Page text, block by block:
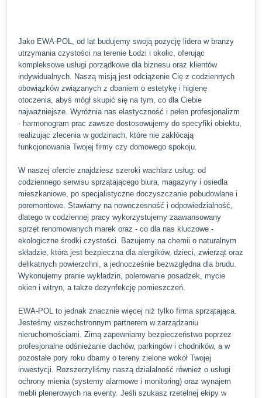
Jako EWA-POL, od lat budujemy swoją pozycję lidera w branży
utrzymania czystości na terenie Łodzi i okolic, oferując
kompleksowe usługi porządkowe dla biznesu oraz klientów
indywidualnych. Naszą misją jest odciążenie Cię z codziennych
obowiązków związanych z dbaniem o estetykę i higienę
otoczenia, abyś mógł skupić się na tym, co dla Ciebie
najważniejsze. Wyróżnia nas elastyczność i pełen profesjonalizm
- harmonogram prac zawsze dostosowujemy do specyfiki obiektu,
realizując zlecenia w godzinach, które nie zakłócają
funkcjonowania Twojej firmy czy domowego spokoju.
W naszej ofercie znajdziesz szeroki wachlarz usług: od
codziennego serwisu sprzątającego biura, magazyny i osiedla
mieszkaniowe, po specjalistyczne doczyszczanie pobudowlane i
poremontowe. Stawiamy na nowoczesność i odpowiedzialność,
dlatego w codziennej pracy wykorzystujemy zaawansowany
sprzęt renomowanych marek oraz - co dla nas kluczowe -
ekologiczne środki czystości. Bazujemy na chemii o naturalnym
składzie, która jest bezpieczna dla alergików, dzieci, zwierząt oraz
delikatnych powierzchni, a jednocześnie bezwzględna dla brudu.
Wykonujemy pranie wykładzin, polerowanie posadzek, mycie
okien i witryn, a także dezynfekcję pomieszczeń.
EWA-POL to jednak znacznie więcej niż tylko firma sprzątająca.
Jesteśmy wszechstronnym partnerem w zarządzaniu
nieruchomościami. Zimą zapewniamy bezpieczeństwo poprzez
profesjonalne odśnieżanie dachów, parkingów i chodników, a w
pozostałe pory roku dbamy o tereny zielone wokół Twojej
inwestycji. Rozszerzyliśmy naszą działalność również o usługi
ochrony mienia (systemy alarmowe i monitoring) oraz wynajem
mebli plenerowych na eventy. Jeśli szukasz rzetelnej ekipy w